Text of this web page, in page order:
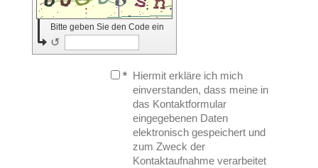
Bitte geben Sie den Code ein
↺
* Hiermit erkläre ich mich
einverstanden, dass meine in
das Kontaktformular
eingegebenen Daten
elektronisch gespeichert und
zum Zweck der
Kontaktaufnahme verarbeitet